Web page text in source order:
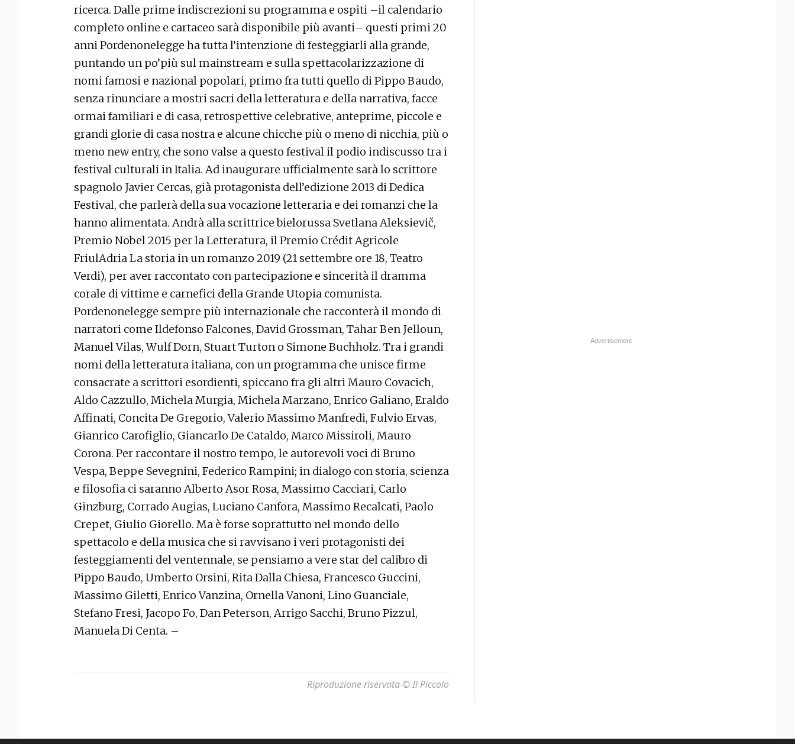
ricerca. Dalle prime indiscrezioni su programma e ospiti –il calendario
completo online e cartaceo sarà disponibile più avanti– questi primi 20
anni Pordenonelegge ha tutta l’intenzione di festeggiarli alla grande,
puntando un po’più sul mainstream e sulla spettacolarizzazione di
nomi famosi e nazional popolari, primo fra tutti quello di Pippo Baudo,
senza rinunciare a mostri sacri della letteratura e della narrativa, facce
ormai familiari e di casa, retrospettive celebrative, anteprime, piccole e
grandi glorie di casa nostra e alcune chicche più o meno di nicchia, più o
meno new entry, che sono valse a questo festival il podio indiscusso tra i
festival culturali in Italia. Ad inaugurare ufficialmente sarà lo scrittore
spagnolo Javier Cercas, già protagonista dell’edizione 2013 di Dedica
Festival, che parlerà della sua vocazione letteraria e dei romanzi che la
hanno alimentata. Andrà alla scrittrice bielorussa Svetlana Aleksievič,
Premio Nobel 2015 per la Letteratura, il Premio Crédit Agricole
FriulAdria La storia in un romanzo 2019 (21 settembre ore 18, Teatro
Verdi), per aver raccontato con partecipazione e sincerità il dramma
corale di vittime e carnefici della Grande Utopia comunista.
Pordenonelegge sempre più internazionale che racconterà il mondo di
narratori come Ildefonso Falcones, David Grossman, Tahar Ben Jelloun,
Manuel Vilas, Wulf Dorn, Stuart Turton o Simone Buchholz. Tra i grandi
nomi della letteratura italiana, con un programma che unisce firme
consacrate a scrittori esordienti, spiccano fra gli altri Mauro Covacich,
Aldo Cazzullo, Michela Murgia, Michela Marzano, Enrico Galiano, Eraldo
Affinati, Concita De Gregorio, Valerio Massimo Manfredi, Fulvio Ervas,
Gianrico Carofiglio, Giancarlo De Cataldo, Marco Missiroli, Mauro
Corona. Per raccontare il nostro tempo, le autorevoli voci di Bruno
Vespa, Beppe Sevegnini, Federico Rampini; in dialogo con storia, scienza
e filosofia ci saranno Alberto Asor Rosa, Massimo Cacciari, Carlo
Ginzburg, Corrado Augias, Luciano Canfora, Massimo Recalcati, Paolo
Crepet, Giulio Giorello. Ma è forse soprattutto nel mondo dello
spettacolo e della musica che si ravvisano i veri protagonisti dei
festeggiamenti del ventennale, se pensiamo a vere star del calibro di
Pippo Baudo, Umberto Orsini, Rita Dalla Chiesa, Francesco Guccini,
Massimo Giletti, Enrico Vanzina, Ornella Vanoni, Lino Guanciale,
Stefano Fresi, Jacopo Fo, Dan Peterson, Arrigo Sacchi, Bruno Pizzul,
Manuela Di Centa. –
Riproduzione riservata © Il Piccolo